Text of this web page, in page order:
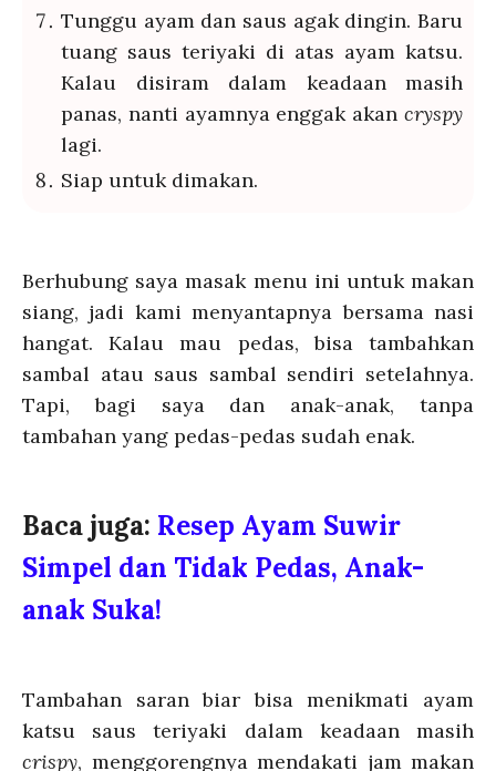
Tunggu ayam dan saus agak dingin. Baru
tuang saus teriyaki di atas ayam katsu.
Kalau disiram dalam keadaan masih
panas, nanti ayamnya enggak akan cryspy
lagi.
Siap untuk dimakan.
Berhubung saya masak menu ini untuk makan
siang, jadi kami menyantapnya bersama nasi
hangat. Kalau mau pedas, bisa tambahkan
sambal atau saus sambal sendiri setelahnya.
Tapi, bagi saya dan anak-anak, tanpa
tambahan yang pedas-pedas sudah enak.
Baca juga: Resep Ayam Suwir
Simpel dan Tidak Pedas, Anak-
anak Suka!
Tambahan saran biar bisa menikmati ayam
katsu saus teriyaki dalam keadaan masih
crispy, menggorengnya mendakati jam makan